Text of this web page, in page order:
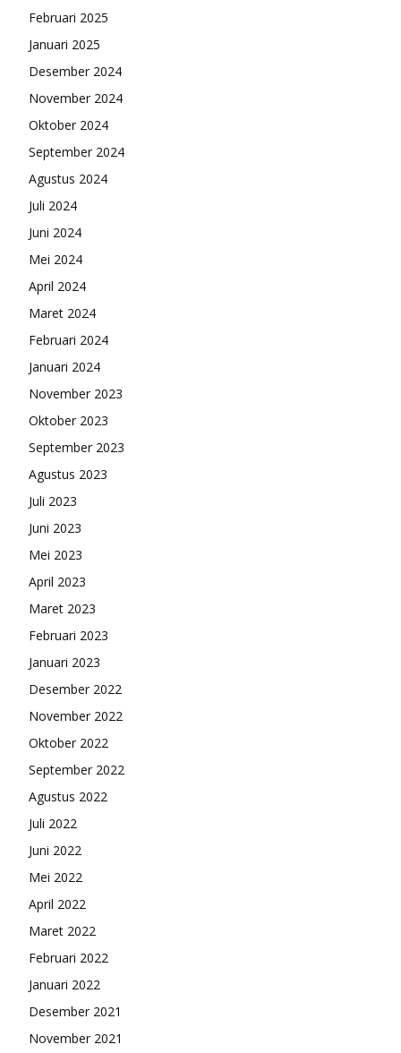
Februari 2025
Januari 2025
Desember 2024
November 2024
Oktober 2024
September 2024
Agustus 2024
Juli 2024
Juni 2024
Mei 2024
April 2024
Maret 2024
Februari 2024
Januari 2024
November 2023
Oktober 2023
September 2023
Agustus 2023
Juli 2023
Juni 2023
Mei 2023
April 2023
Maret 2023
Februari 2023
Januari 2023
Desember 2022
November 2022
Oktober 2022
September 2022
Agustus 2022
Juli 2022
Juni 2022
Mei 2022
April 2022
Maret 2022
Februari 2022
Januari 2022
Desember 2021
November 2021